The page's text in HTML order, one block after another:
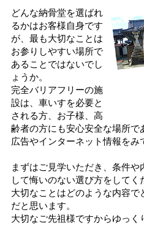
どんな納骨堂を選ばれ
るかはお客様自身です
が、最も大切なことは
お参りしやすい場所で
あることではないでし
ょうか。
完全バリアフリーの施
設は、車いすを必要と
される方、お子様、高
齢者の方にも安心安全な場所で
広告やインターネット情報をみ
まずはご見学いただき、条件
して悔いのない選び方をしてく
大切なことはどのような内容
だと思います。
大切なご先祖様ですからゆっ